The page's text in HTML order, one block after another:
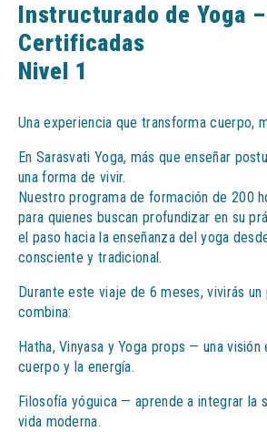
Instructurado de Yoga
Certificadas
Nivel 1
Una experiencia que transforma cuerpo,
En Sarasvati Yoga, más que enseñar
una forma de vivir.
Nuestro programa de formación de 200
para quienes buscan profundizar en su
el paso hacia la enseñanza del yoga
consciente y tradicional.
Durante este viaje de 6 meses, vivirás
combina:
Hatha, Vinyasa y Yoga props — una visión
cuerpo y la energía.
Filosofía yóguica — aprende a integrar la
vida moderna.